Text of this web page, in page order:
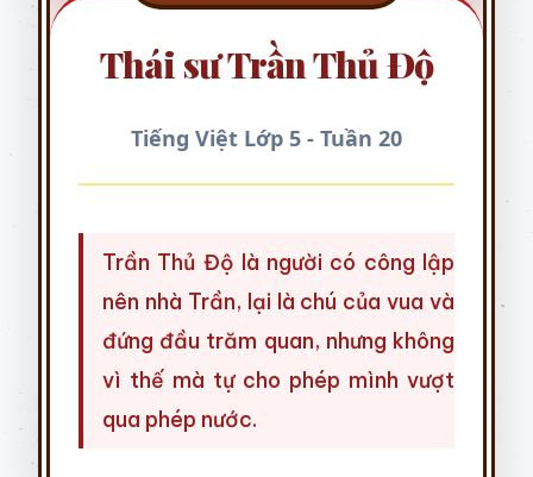
Thái sư Trần Thủ Độ
Tiếng Việt Lớp 5 - Tuần 20
Trần Thủ Độ là người có công lập
nên nhà Trần, lại là chú của vua và
đứng đầu trăm quan, nhưng không
vì thế mà tự cho phép mình vượt
qua phép nước.